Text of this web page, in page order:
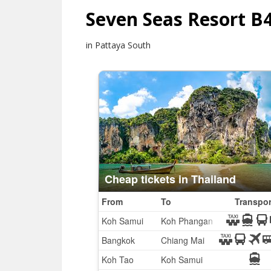
Seven Seas Resort
in Pattaya South